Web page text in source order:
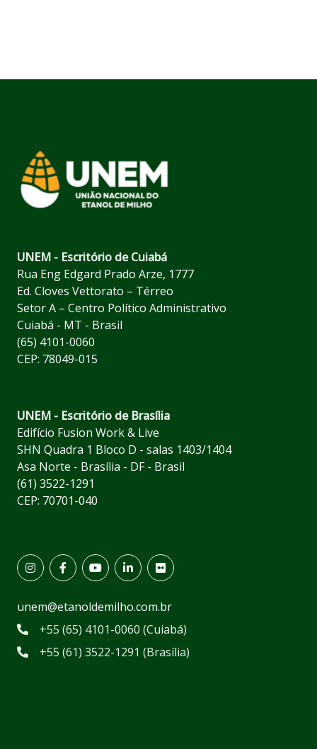
UNEM - Escritório de Cuiabá
Rua Eng Edgard Prado Arze, 1777
Ed. Cloves Vettorato – Térreo
Setor A – Centro Político Administrativo
Cuiabá - MT - Brasil
(65) 4101-0060
CEP: 78049-015
UNEM - Escritório de Brasília
Edifício Fusion Work & Live
SHN Quadra 1 Bloco D - salas 1403/1404
Asa Norte - Brasília - DF - Brasil
(61) 3522-1291
CEP: 70701-040
unem@etanoldemilho.com.br
+55 (65) 4101-0060 (Cuiabá)
+55 (61) 3522-1291 (Brasília)